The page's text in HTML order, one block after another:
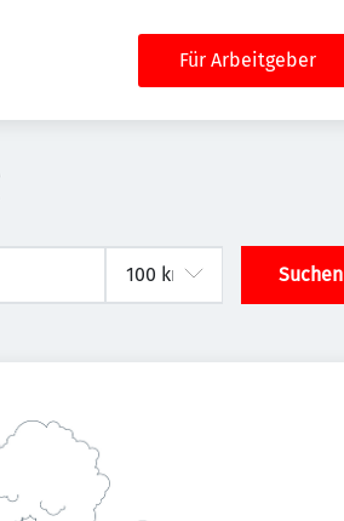
Für Arbeitgeber
Suchen